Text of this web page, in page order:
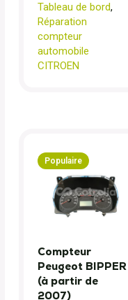
Tableau de bord,
Réparation
compteur
automobile
CITROEN
Populaire
Compteur
Peugeot BIPPER
(à partir de
2007)